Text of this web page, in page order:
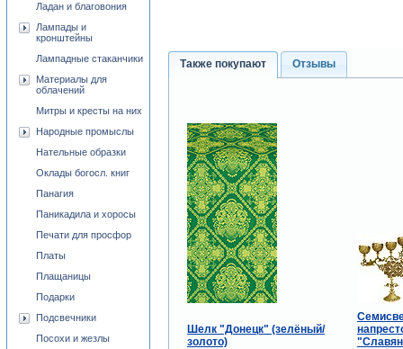
Также покупают Отзывы
Шелк "Донецк" (зелёный/
золото)
Ладан и благовония
Лампады и
кронштейны
Лампадные стаканчики
Материалы для
облачений
Митры и кресты на них
Народные промыслы
Нательные образки
Оклады богосл. книг
Панагия
Паникадила и хоросы
Печати для просфор
Платы
Плащаницы
Подарки
Подсвечники
Посохи и жезлы